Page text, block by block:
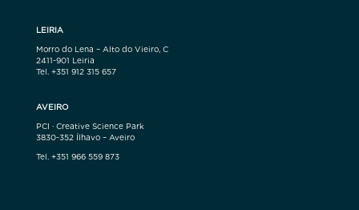
LEIRIA
Morro do Lena – Alto do Vieiro, C
2411-901 Leiria
Tel. +351 912 315 657
AVEIRO
PCI · Creative Science Park
3830-352 Ílhavo – Aveiro
Tel. +351 966 559 873